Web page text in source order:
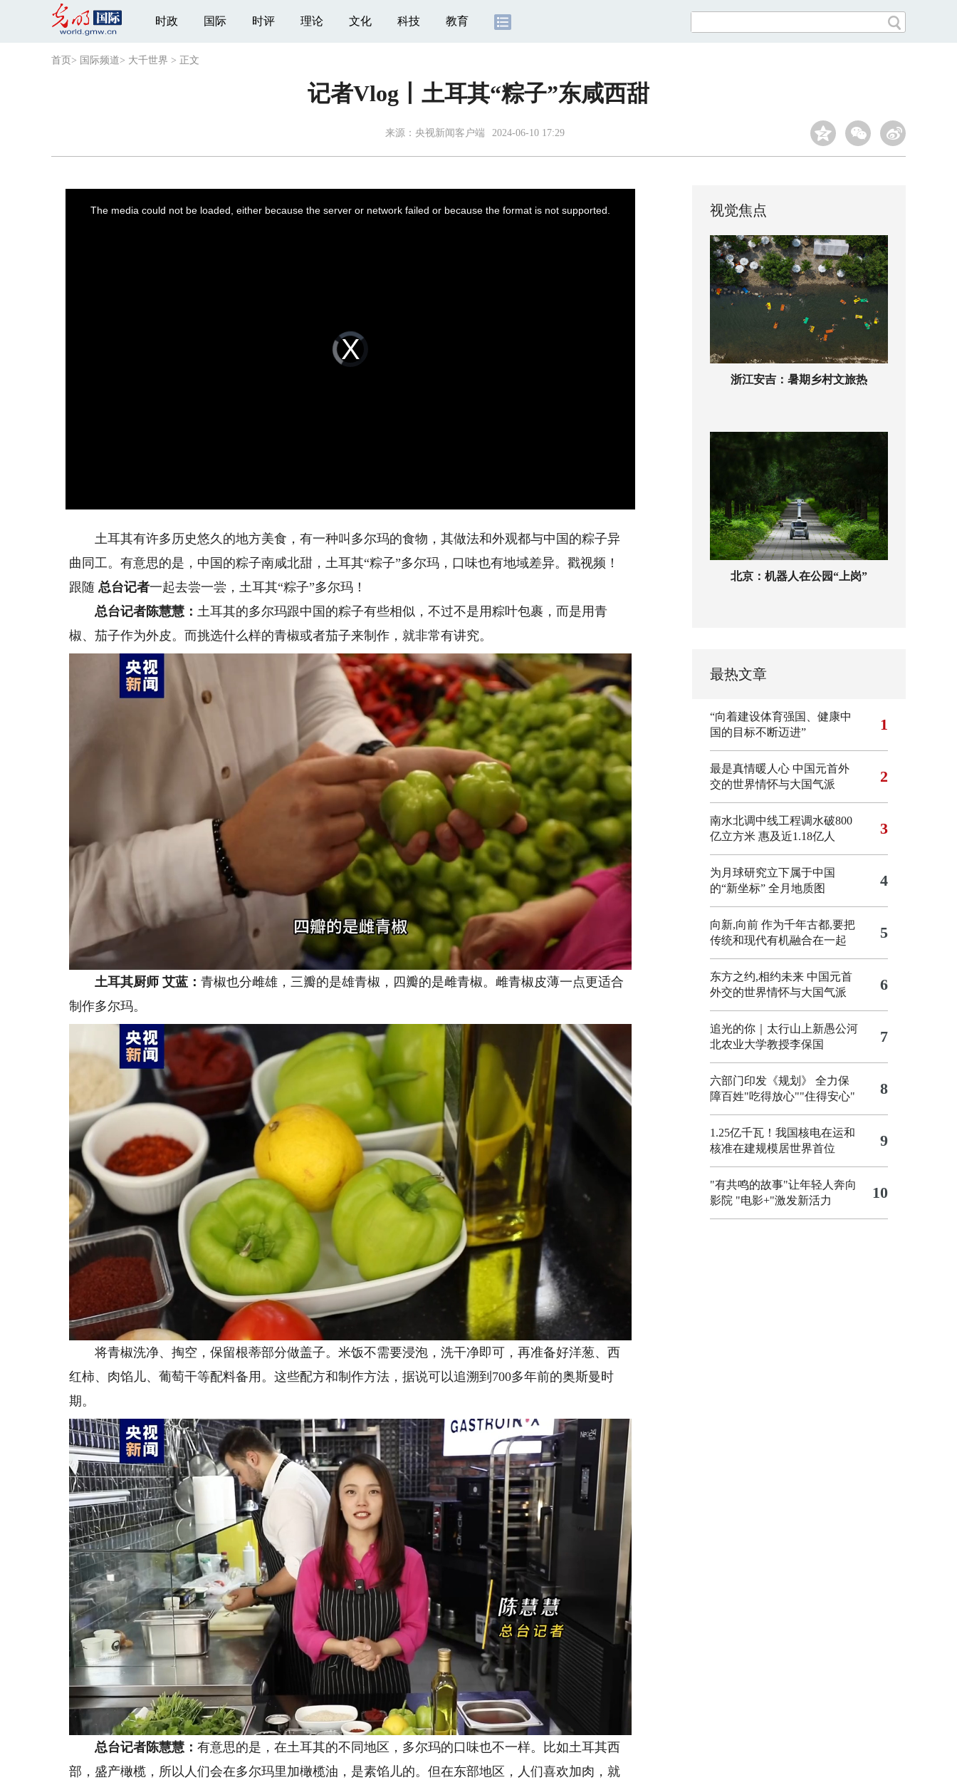
时政 国际 时评 理论 文化 科技 教育
首页 > 国际频道> 大千世界 > 正文
记者Vlog丨土耳其“粽子”东咸西甜
来源： 央视新闻客户端 2024-06-10 17:29
Video
Player
is
loading.
The media could not be loaded, either because the server or network failed or because the format is not supported.
土耳其有许多历史悠久的地方美食，有一种叫多尔玛的食物，其做法和外观都与中国的粽子异
曲同工。有意思的是，中国的粽子南咸北甜，土耳其“粽子”多尔玛，口味也有地域差异。戳视频！
跟随 总台记者一起去尝一尝，土耳其“粽子”多尔玛！
总台记者陈慧慧：土耳其的多尔玛跟中国的粽子有些相似，不过不是用粽叶包裹，而是用青
椒、茄子作为外皮。而挑选什么样的青椒或者茄子来制作，就非常有讲究。
土耳其厨师 艾蓝：青椒也分雌雄，三瓣的是雄青椒，四瓣的是雌青椒。雌青椒皮薄一点更适合
制作多尔玛。
将青椒洗净、掏空，保留根蒂部分做盖子。米饭不需要浸泡，洗干净即可，再准备好洋葱、西
红柿、肉馅儿、葡萄干等配料备用。这些配方和制作方法，据说可以追溯到700多年前的奥斯曼时
期。
总台记者陈慧慧：有意思的是，在土耳其的不同地区，多尔玛的口味也不一样。比如土耳其西
部，盛产橄榄，所以人们会在多尔玛里加橄榄油，是素馅儿的。但在东部地区，人们喜欢加肉，就
视觉焦点
浙江安吉：暑期乡村文旅热
北京：机器人在公园“上岗”
最热文章
“向着建设体育强国、健康中
国的目标不断迈进”
1
最是真情暖人心 中国元首外
交的世界情怀与大国气派
2
南水北调中线工程调水破800
亿立方米 惠及近1.18亿人
3
为月球研究立下属于中国
的“新坐标” 全月地质图 4
向新,向前 作为千年古都,要把
传统和现代有机融合在一起
5
东方之约,相约未来 中国元首
外交的世界情怀与大国气派
6
追光的你｜太行山上新愚公河
北农业大学教授李保国
7
六部门印发《规划》 全力保
障百姓"吃得放心""住得安心"
8
1.25亿千瓦！我国核电在运和
核准在建规模居世界首位
9
"有共鸣的故事"让年轻人奔向
影院 "电影+"激发新活力 10